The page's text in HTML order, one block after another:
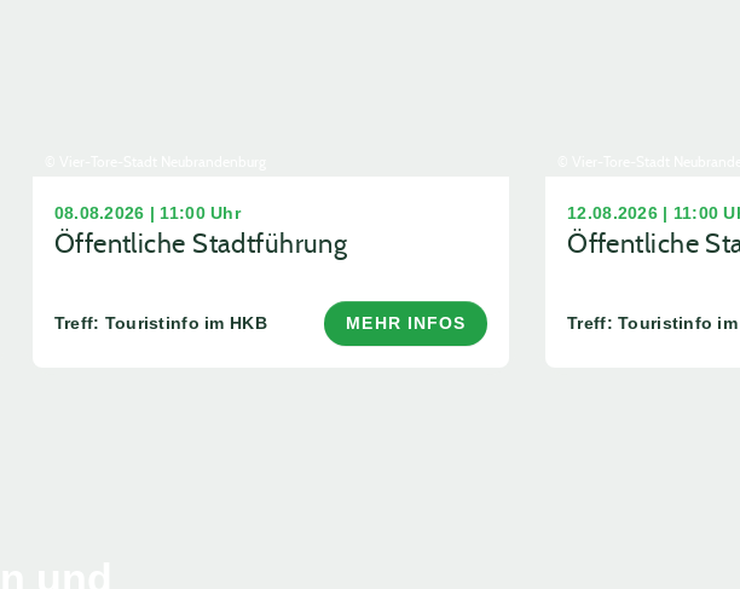
08.08.2026 | 11:00 Uhr
Öffentliche Stadtführung
Treff: Touristinfo im HKB MEHR INFOS
12.08.2026 | 11:00
Öffentliche
Treff: Touristinfo im